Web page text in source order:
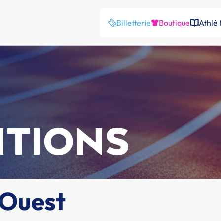
Billetterie Boutique Athlé